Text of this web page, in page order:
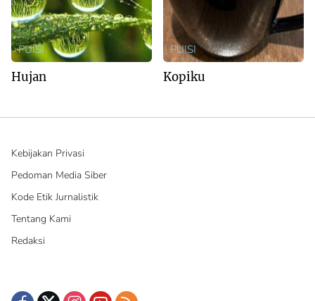
PUISI
Hujan
PUISI
Kopiku
Kebijakan Privasi
Pedoman Media Siber
Kode Etik Jurnalistik
Tentang Kami
Redaksi